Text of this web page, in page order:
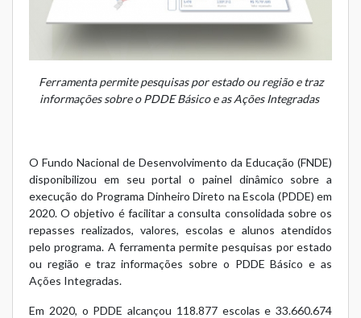
Ferramenta permite pesquisas por estado ou região e traz
informações sobre o PDDE Básico e as Ações Integradas
O Fundo Nacional de Desenvolvimento da Educação (FNDE)
disponibilizou em seu portal o painel dinâmico sobre a
execução do Programa Dinheiro Direto na Escola (PDDE) em
2020. O objetivo é facilitar a consulta consolidada sobre os
repasses realizados, valores, escolas e alunos atendidos
pelo programa. A ferramenta permite pesquisas por estado
ou região e traz informações sobre o PDDE Básico e as
Ações Integradas.
Em 2020, o PDDE alcançou 118.877 escolas e 33.660.674